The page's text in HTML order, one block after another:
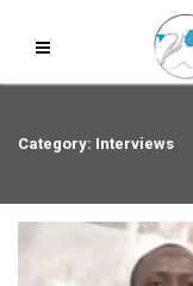
Category: Interviews